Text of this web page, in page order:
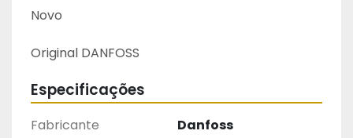
Novo
Original DANFOSS
Especificações
Fabricante
Danfoss